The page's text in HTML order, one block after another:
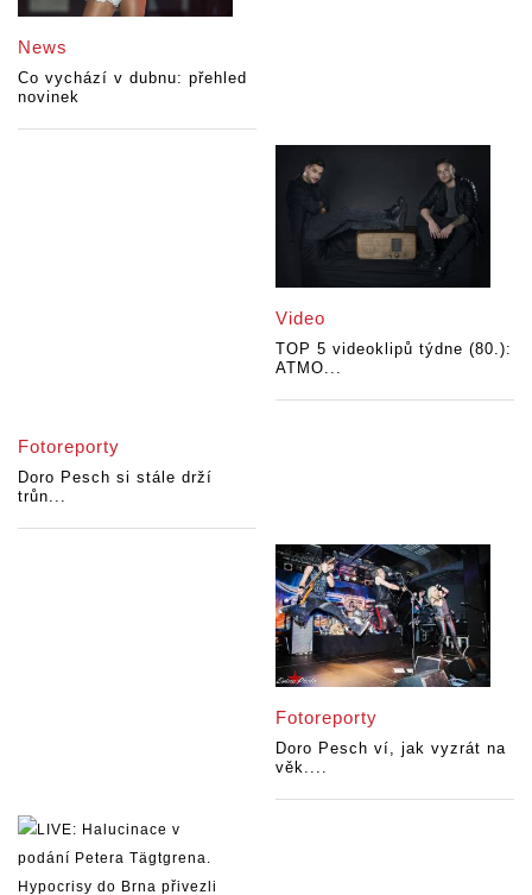
News
Co vychází v dubnu: přehled
novinek
Video
TOP 5 videoklipů týdne (80.):
ATMO...
Fotoreporty
Doro Pesch si stále drží
trůn...
Fotoreporty
Doro Pesch ví, jak vyzrát na
věk....